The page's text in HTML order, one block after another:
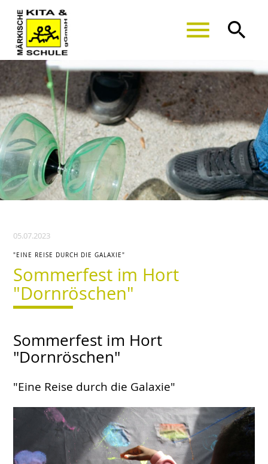
menu search
Suchbegriffe SUCHEN
05.07.2023
"EINE REISE DURCH DIE GALAXIE"
Sommerfest im Hort
"Dornröschen"
Sommerfest im Hort
"Dornröschen"
"Eine Reise durch die Galaxie"